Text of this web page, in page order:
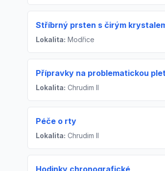
Stříbrný prsten s čirým
Lokalita: Modřice
Přípravky na problematickou
Lokalita: Chrudim II
Péče o rty
Lokalita: Chrudim II
Hodinky chronografické